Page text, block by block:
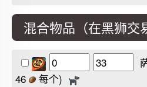
混合物品（在黑狮交
46
每个)